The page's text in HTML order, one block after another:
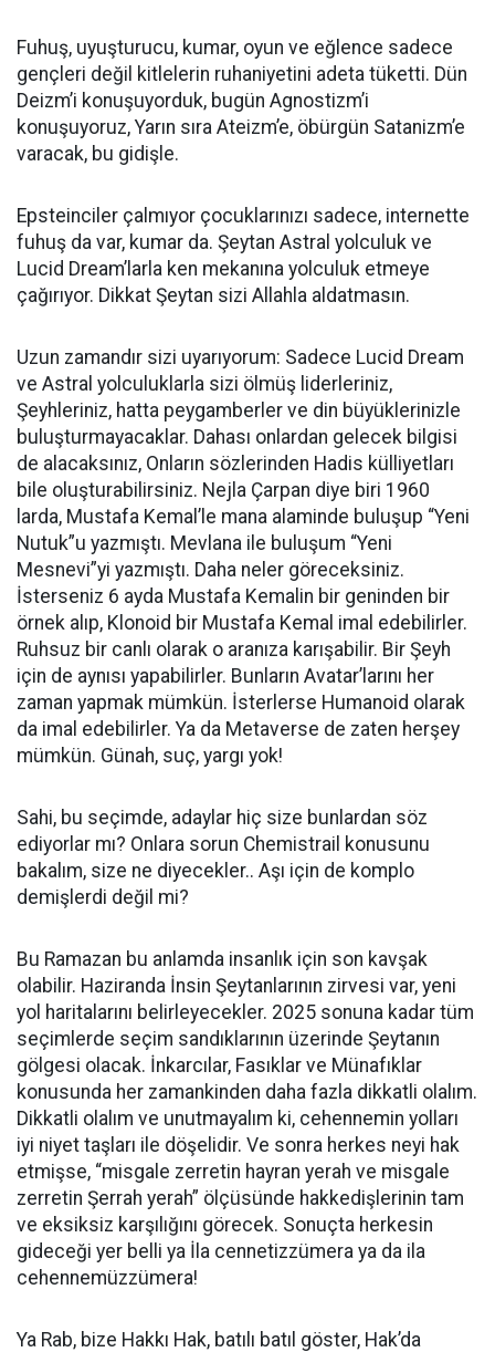
Fuhuş, uyuşturucu, kumar, oyun ve eğlence sadece
gençleri değil kitlelerin ruhaniyetini adeta tüketti. Dün
Deizm’i konuşuyorduk, bugün Agnostizm’i
konuşuyoruz, Yarın sıra Ateizm’e, öbürgün Satanizm’e
varacak, bu gidişle.
Epsteinciler çalmıyor çocuklarınızı sadece, internette
fuhuş da var, kumar da. Şeytan Astral yolculuk ve
Lucid Dream’larla ken mekanına yolculuk etmeye
çağırıyor. Dikkat Şeytan sizi Allahla aldatmasın.
Uzun zamandır sizi uyarıyorum: Sadece Lucid Dream
ve Astral yolculuklarla sizi ölmüş liderleriniz,
Şeyhleriniz, hatta peygamberler ve din büyüklerinizle
buluşturmayacaklar. Dahası onlardan gelecek bilgisi
de alacaksınız, Onların sözlerinden Hadis külliyetları
bile oluşturabilirsiniz. Nejla Çarpan diye biri 1960
larda, Mustafa Kemal’le mana alaminde buluşup “Yeni
Nutuk”u yazmıştı. Mevlana ile buluşum “Yeni
Mesnevi”yi yazmıştı. Daha neler göreceksiniz.
İsterseniz 6 ayda Mustafa Kemalin bir geninden bir
örnek alıp, Klonoid bir Mustafa Kemal imal edebilirler.
Ruhsuz bir canlı olarak o aranıza karışabilir. Bir Şeyh
için de aynısı yapabilirler. Bunların Avatar’larını her
zaman yapmak mümkün. İsterlerse Humanoid olarak
da imal edebilirler. Ya da Metaverse de zaten herşey
mümkün. Günah, suç, yargı yok!
Sahi, bu seçimde, adaylar hiç size bunlardan söz
ediyorlar mı? Onlara sorun Chemistrail konusunu
bakalım, size ne diyecekler.. Aşı için de komplo
demişlerdi değil mi?
Bu Ramazan bu anlamda insanlık için son kavşak
olabilir. Haziranda İnsin Şeytanlarının zirvesi var, yeni
yol haritalarını belirleyecekler. 2025 sonuna kadar tüm
seçimlerde seçim sandıklarının üzerinde Şeytanın
gölgesi olacak. İnkarcılar, Fasıklar ve Münafıklar
konusunda her zamankinden daha fazla dikkatli olalım.
Dikkatli olalım ve unutmayalım ki, cehennemin yolları
iyi niyet taşları ile döşelidir. Ve sonra herkes neyi hak
etmişse, “misgale zerretin hayran yerah ve misgale
zerretin Şerrah yerah” ölçüsünde hakkedişlerinin tam
ve eksiksiz karşılığını görecek. Sonuçta herkesin
gideceği yer belli ya İla cennetizzümera ya da ila
cehennemüzzümera!
Ya Rab, bize Hakkı Hak, batılı batıl göster, Hak’da